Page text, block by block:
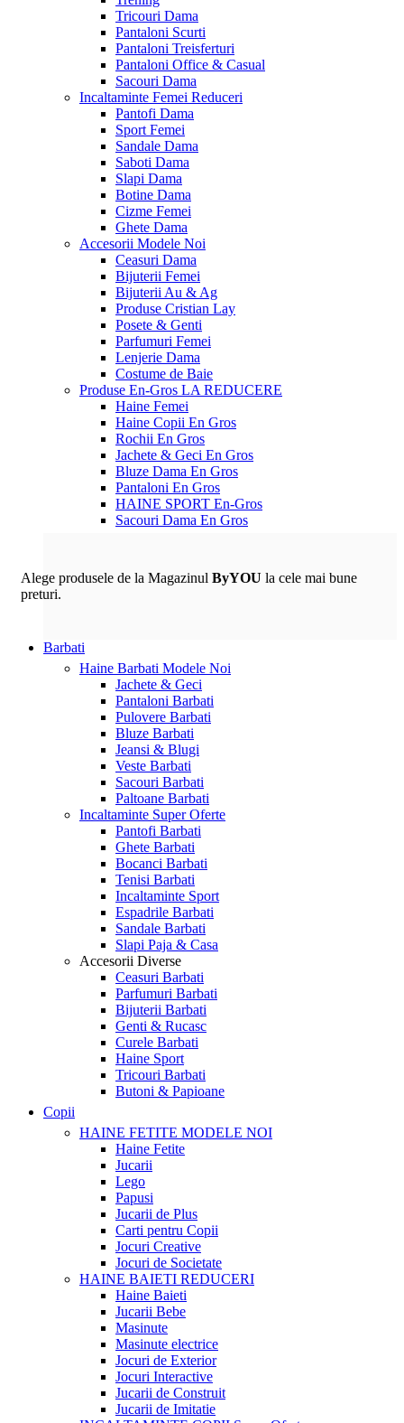
Tricouri Dama
Pantaloni Scurti
Pantaloni Treisferturi
Pantaloni Office & Casual
Sacouri Dama
Incaltaminte Femei Reduceri
Pantofi Dama
Sport Femei
Sandale Dama
Saboti Dama
Slapi Dama
Botine Dama
Cizme Femei
Ghete Dama
Accesorii Modele Noi
Ceasuri Dama
Bijuterii Femei
Bijuterii Au & Ag
Produse Cristian Lay
Posete & Genti
Parfumuri Femei
Lenjerie Dama
Costume de Baie
Produse En-Gros LA REDUCERE
Haine Femei
Haine Copii En Gros
Rochii En Gros
Jachete & Geci En Gros
Bluze Dama En Gros
Pantaloni En Gros
HAINE SPORT En-Gros
Sacouri Dama En Gros
Alege produsele de la Magazinul ByYOU la cele mai bune
preturi.
Barbati
Haine Barbati Modele Noi
Jachete & Geci
Pantaloni Barbati
Pulovere Barbati
Bluze Barbati
Jeansi & Blugi
Veste Barbati
Sacouri Barbati
Paltoane Barbati
Incaltaminte Super Oferte
Pantofi Barbati
Ghete Barbati
Bocanci Barbati
Tenisi Barbati
Incaltaminte Sport
Espadrile Barbati
Sandale Barbati
Slapi Paja & Casa
Accesorii Diverse
Ceasuri Barbati
Parfumuri Barbati
Bijuterii Barbati
Genti & Rucasc
Curele Barbati
Haine Sport
Tricouri Barbati
Butoni & Papioane
Copii
HAINE FETITE MODELE NOI
Haine Fetite
Jucarii
Lego
Papusi
Jucarii de Plus
Carti pentru Copii
Jocuri Creative
Jocuri de Societate
HAINE BAIETI REDUCERI
Haine Baieti
Jucarii Bebe
Masinute
Masinute electrice
Jocuri de Exterior
Jocuri Interactive
Jucarii de Construit
Jucarii de Imitatie